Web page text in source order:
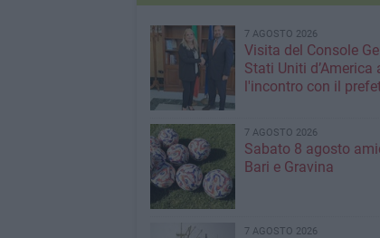
7 AGOSTO 2026
Visita del Console
Stati Uniti d’America
l'incontro con il
7 AGOSTO 2026
Sabato 8 agosto
Bari e Gravina
7 AGOSTO 2026